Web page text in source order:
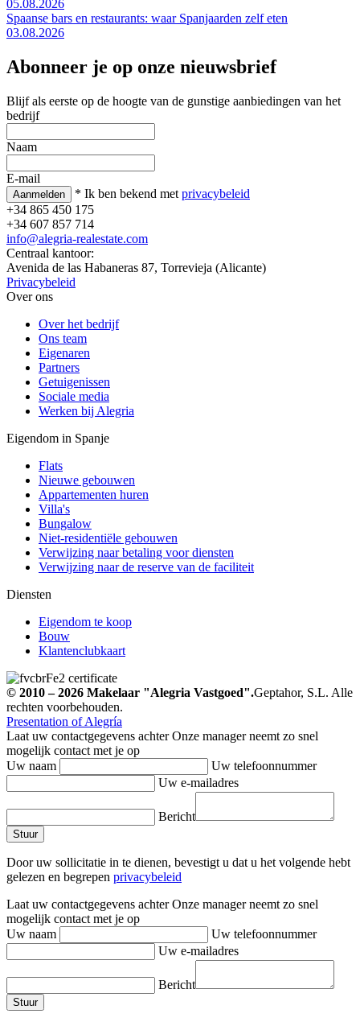
05.08.2026
Spaanse bars en restaurants: waar Spanjaarden zelf eten
03.08.2026
Abonneer je op onze nieuwsbrief
Blijf als eerste op de hoogte van de gunstige aanbiedingen van het
bedrijf
Naam
E-mail
* Ik ben bekend met privacybeleid
+34 865 450 175
+34 607 857 714
info@alegria-realestate.com
Centraal kantoor:
Avenida de las Habaneras 87, Torrevieja (Alicante)
Privacybeleid
Over ons
Over het bedrijf
Ons team
Eigenaren
Partners
Getuigenissen
Sociale media
Werken bij Alegria
Eigendom in Spanje
Flats
Nieuwe gebouwen
Appartementen huren
Villa's
Bungalow
Niet-residentiële gebouwen
Verwijzing naar betaling voor diensten
Verwijzing naar de reserve van de faciliteit
Diensten
Eigendom te koop
Bouw
Klantenclubkaart
© 2010 – 2026 Makelaar "Alegria Vastgoed".Geptahor, S.L. Alle
rechten voorbehouden.
Presentation of Alegría
Laat uw contactgegevens achter Onze manager neemt zo snel
mogelijk contact met je op
Uw naam
Uw telefoonnummer
Uw e-mailadres
Bericht
Door uw sollicitatie in te dienen, bevestigt u dat u het volgende hebt
gelezen en begrepen privacybeleid
Laat uw contactgegevens achter Onze manager neemt zo snel
mogelijk contact met je op
Uw naam
Uw telefoonnummer
Uw e-mailadres
Bericht